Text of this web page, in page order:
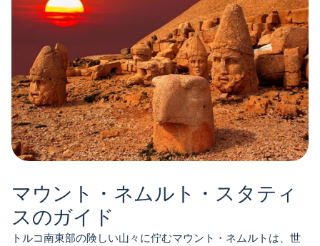
マウント・ネムルト・スタティ
スのガイド
トルコ南東部の険しい山々に佇むマウント・ネムルトは、世